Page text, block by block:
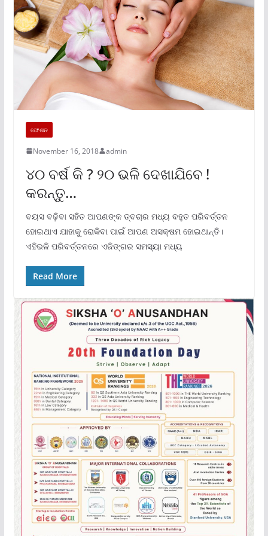
ଫେଶନ
November 16, 2018 admin
୪୦ ବର୍ଷ କି ? ୨୦ ଭଳି ଦେଖାଯିବେ !
କରନ୍ତୁ…
ବୟସ ବଢ଼ିବା ସହିତ ଆପଣଙ୍କ ତ୍ବଚାର ମଧ୍ୟ ବହୁତ ପରିବର୍ତ୍ତନ
ହୋଇଥାଏ ଯାହାକୁ ରୋକିବା ପାଇଁ ଆପଣ ଅସକ୍ଷମ ହୋଇଥାନ୍ତି।
ଏହିଭଳି ପରିବର୍ତ୍ତନରେ ଏଜିଙ୍ଗର ସମସ୍ୟା ମଧ୍ୟ
Read More